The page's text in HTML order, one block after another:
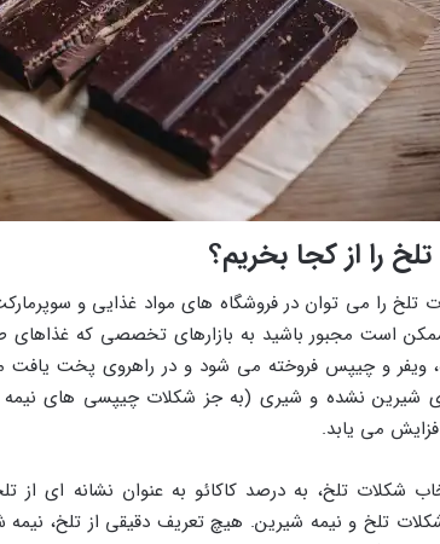
را از کجا بخریم؟
تلخ را می توان در فروشگاه های مواد غذایی و
است مجبور باشید به بازارهای تخصصی که غذاهای
ویفر و چیپس فروخته می شود و در راهروی پخت یافت
شیرین نشده و شیری (به جز شکلات چیپسی های نیمه
می یابد.
شکلات تلخ، به درصد کاکائو به عنوان نشانه ای
تلخ و نیمه شیرین. هیچ تعریف دقیقی از تلخ، نیمه